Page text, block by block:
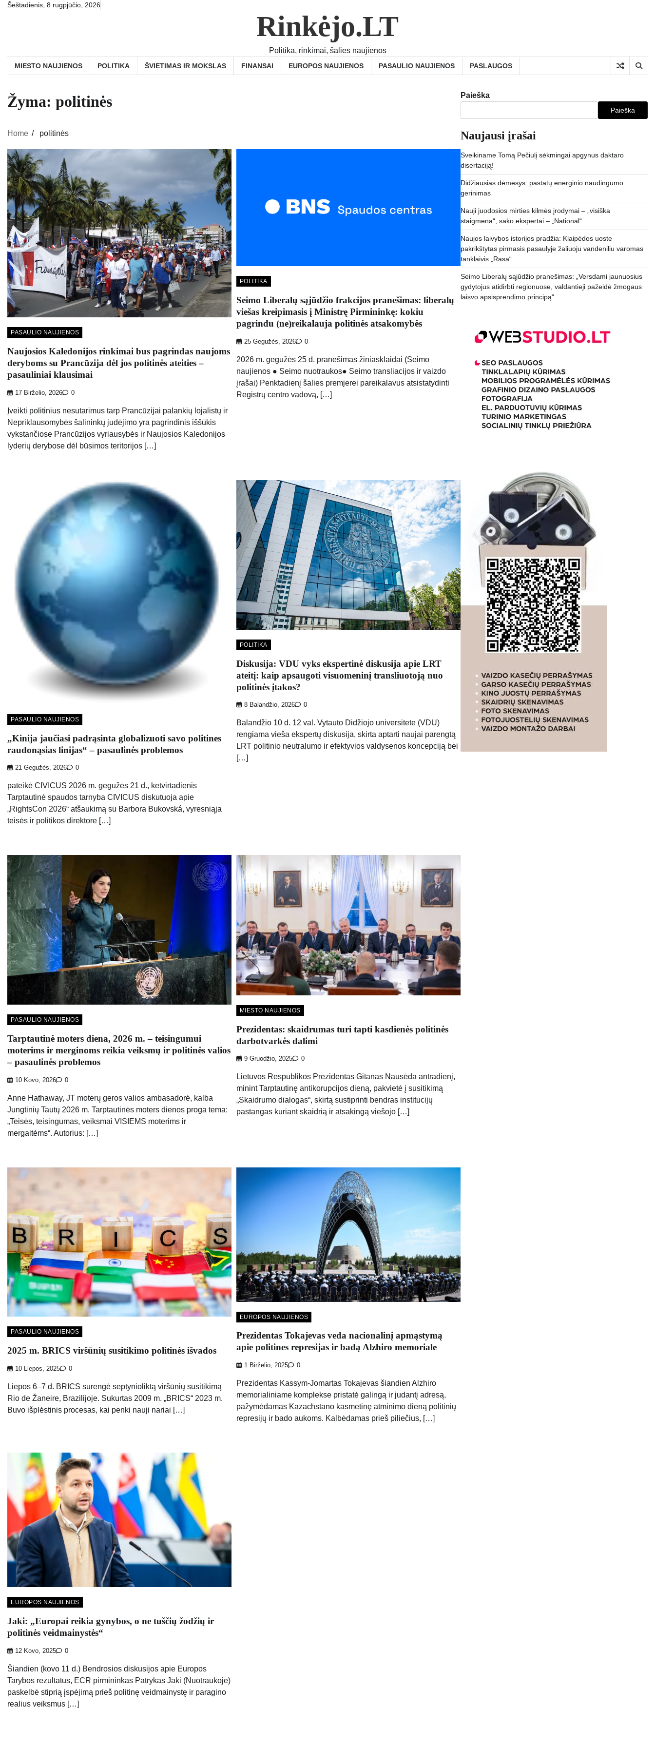
SkipŠeštadienis, 8 rugpjūčio, 2026
Rinkėjo.LT
Politika, rinkimai, šalies naujienos
MIESTO NAUJIENOS POLITIKA ŠVIETIMAS IR MOKSLAS FINANSAI EUROPOS NAUJIENOS PASAULIO NAUJIENOS PASLAUGOS
Žyma: politinės
Home politinės
PASAULIO NAUJIENOS
Naujosios Kaledonijos rinkimai bus pagrindas naujoms
deryboms su Prancūzija dėl jos politinės ateities –
pasauliniai klausimai
17 Birželio, 2026 0
Įveikti politinius nesutarimus tarp Prancūzijai palankių lojalistų ir
Nepriklausomybės šalininkų judėjimo yra pagrindinis iššūkis
vykstančiose Prancūzijos vyriausybės ir Naujosios Kaledonijos
lyderių derybose dėl būsimos teritorijos […]
POLITIKA
Seimo Liberalų sąjūdžio frakcijos pranešimas: liberalų
viešas kreipimasis į Ministrę Pirmininkę: kokiu
pagrindu (ne)reikalauja politinės atsakomybės
25 Gegužės, 2026 0
2026 m. gegužės 25 d. pranešimas žiniasklaidai (Seimo
naujienos ● Seimo nuotraukos● Seimo transliacijos ir vaizdo
įrašai) Penktadienį šalies premjerei pareikalavus atsistatydinti
Registrų centro vadovą, […]
PASAULIO NAUJIENOS
„Kinija jaučiasi padrąsinta globalizuoti savo politines
raudonąsias linijas“ – pasaulinės problemos
21 Gegužės, 2026 0
pateikė CIVICUS 2026 m. gegužės 21 d., ketvirtadienis
Tarptautinė spaudos tarnyba CIVICUS diskutuoja apie
„RightsCon 2026“ atšaukimą su Barbora Bukovská, vyresniąja
teisės ir politikos direktore […]
POLITIKA
Diskusija: VDU vyks ekspertinė diskusija apie LRT
ateitį: kaip apsaugoti visuomeninį transliuotoją nuo
politinės įtakos?
8 Balandžio, 2026 0
Balandžio 10 d. 12 val. Vytauto Didžiojo universitete (VDU)
rengiama vieša ekspertų diskusija, skirta aptarti naujai parengtą
LRT politinio neutralumo ir efektyvios valdysenos koncepciją bei
[…]
PASAULIO NAUJIENOS
Tarptautinė moters diena, 2026 m. – teisingumui
moterims ir merginoms reikia veiksmų ir politinės valios
– pasaulinės problemos
10 Kovo, 2026 0
Anne Hathaway, JT moterų geros valios ambasadorė, kalba
Jungtinių Tautų 2026 m. Tarptautinės moters dienos proga tema:
„Teisės, teisingumas, veiksmai VISIEMS moterims ir
mergaitėms“. Autorius: […]
MIESTO NAUJIENOS
Prezidentas: skaidrumas turi tapti kasdienės politinės
darbotvarkės dalimi
9 Gruodžio, 2025 0
Lietuvos Respublikos Prezidentas Gitanas Nausėda antradienį,
minint Tarptautinę antikorupcijos dieną, pakvietė į susitikimą
„Skaidrumo dialogas“, skirtą sustiprinti bendras institucijų
pastangas kuriant skaidrią ir atsakingą viešojo […]
PASAULIO NAUJIENOS
2025 m. BRICS viršūnių susitikimo politinės išvados
10 Liepos, 2025 0
Liepos 6–7 d. BRICS surengė septynioliktą viršūnių susitikimą
Rio de Žaneire, Brazilijoje. Sukurtas 2009 m. „BRICS“ 2023 m.
Buvo išplėstinis procesas, kai penki nauji nariai […]
EUROPOS NAUJIENOS
Prezidentas Tokajevas veda nacionalinį apmąstymą
apie politines represijas ir badą Alzhiro memoriale
1 Birželio, 2025 0
Prezidentas Kassym-Jomartas Tokajevas šiandien Alzhiro
memorialiniame komplekse pristatė galingą ir judantį adresą,
pažymėdamas Kazachstano kasmetinę atminimo dieną politinių
represijų ir bado aukoms. Kalbėdamas prieš piliečius, […]
EUROPOS NAUJIENOS
Jaki: „Europai reikia gynybos, o ne tuščių žodžių ir
politinės veidmainystės“
12 Kovo, 2025 0
Šiandien (kovo 11 d.) Bendrosios diskusijos apie Europos
Tarybos rezultatus, ECR pirmininkas Patrykas Jaki (Nuotraukoje)
paskelbė stiprią įspėjimą prieš politinę veidmainystę ir paragino
realius veiksmus […]
Paieška
Paieška
Naujausi įrašai
Sveikiname Tomą Pečiulį sėkmingai apgynus daktaro
disertaciją!
Didžiausias dėmesys: pastatų energinio naudingumo
gerinimas
Nauji juodosios mirties kilmės įrodymai – „visiška
staigmena“, sako ekspertai – „National“.
Naujos laivybos istorijos pradžia: Klaipėdos uoste
pakrikštytas pirmasis pasaulyje žaliuoju vandeniliu varomas
tanklaivis „Rasa“
Seimo Liberalų sąjūdžio pranešimas: „Versdami jaunuosius
gydytojus atidirbti regionuose, valdantieji pažeidė žmogaus
laisvo apsisprendimo principą“